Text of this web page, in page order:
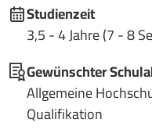
Studienzeit
3,5 - 4 Jahre (7 - 8
Gewünschter
Allgemeine
Qualifikation